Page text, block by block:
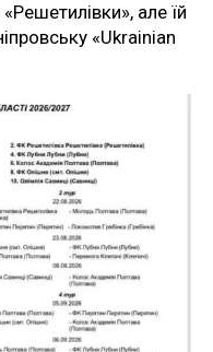
але їй
«Ukrainian